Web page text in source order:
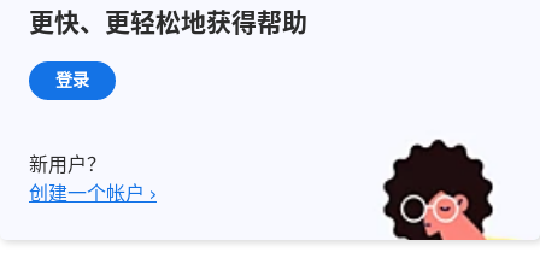
更快、更轻松地获得帮助
登录
新用户？
创建一个帐户 ›